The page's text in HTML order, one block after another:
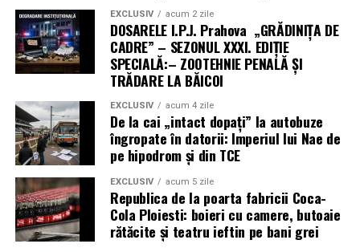
EXCLUSIV acum 2 zile
DOSARELE I.P.J. Prahova „GRĂDINIȚA DE
CADRE” – SEZONUL XXXI. EDIȚIE
SPECIALĂ:– ZOOTEHNIE PENALĂ ȘI
TRĂDARE LA BĂICOI
EXCLUSIV acum 4 zile
De la cai „intact dopați” la autobuze
îngropate în datorii: Imperiul lui Nae de
pe hipodrom și din TCE
EXCLUSIV acum 5 zile
Republica de la poarta fabricii Coca-
Cola Ploiesti: boieri cu camere, butoaie
rătăcite și teatru ieftin pe bani grei